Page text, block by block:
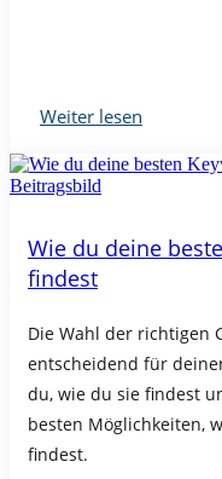
Weiter lesen
Wie du deine
findest
Die Wahl der richtigen
entscheidend für
du, wie du sie findest
besten Möglichkeiten,
findest.